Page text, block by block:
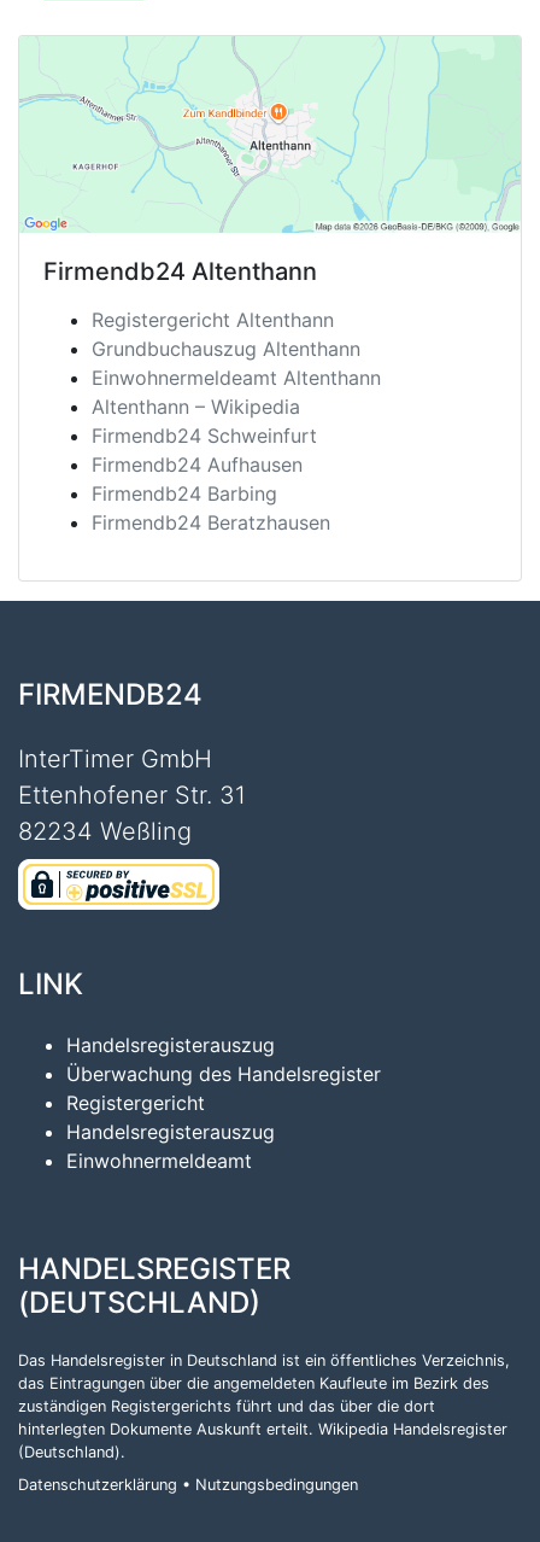
Firmendb24 Altenthann
Registergericht Altenthann
Grundbuchauszug Altenthann
Einwohnermeldeamt Altenthann
Altenthann – Wikipedia
Firmendb24 Schweinfurt
Firmendb24 Aufhausen
Firmendb24 Barbing
Firmendb24 Beratzhausen
FIRMENDB24
InterTimer GmbH
Ettenhofener Str. 31
82234 Weßling
LINK
Handelsregisterauszug
Überwachung des Handelsregister
Registergericht
Handelsregisterauszug
Einwohnermeldeamt
HANDELSREGISTER
(DEUTSCHLAND)
Das Handelsregister in Deutschland ist ein öffentliches Verzeichnis,
das Eintragungen über die angemeldeten Kaufleute im Bezirk des
zuständigen Registergerichts führt und das über die dort
hinterlegten Dokumente Auskunft erteilt. Wikipedia Handelsregister
(Deutschland).
Datenschutzerklärung • Nutzungsbedingungen